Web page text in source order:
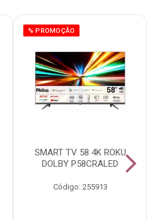
% PROMOÇÃO
SMART TV 58 4K ROKU
DOLBY P58CRALED
Código: 255913